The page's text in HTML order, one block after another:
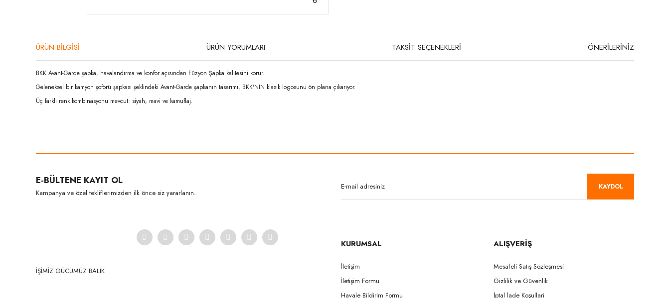
ÜRÜN BİLGİSİ ÜRÜN YORUMLARI TAKSİT SEÇENEKLERİ ÖNERİLERİNİZ
BKK Avant-Garde şapka, havalandırma ve konfor açısından Füzyon Şapka kalitesini korur.
Geleneksel bir kamyon şoförü şapkası şeklindeki Avant-Garde şapkanın tasarımı, BKK'NIN klasik logosunu ön plana çıkarıyor.
Üç farklı renk kombinasyonu mevcut: siyah, mavi ve kamuflaj.
Ürün açıklamasında eksik bilgiler bulunuyor.
Ürün bilgilerinde hatalar bulunuyor.
E-BÜLTENE KAYIT OL
Kampanya ve özel tekliflerimizden ilk önce siz yararlanın.
KAYDOL
İŞİMİZ GÜCÜMÜZ BALIK
KURUMSAL
İletişim
İletişim Formu
Havale Bildirim Formu
ALIŞVERİŞ
Mesafeli Satış Sözleşmesi
Gizlilik ve Güvenlik
İptal İade Koşullari